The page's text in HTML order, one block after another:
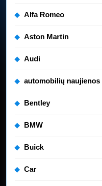
Alfa Romeo
Aston Martin
Audi
automobilių naujienos
Bentley
BMW
Buick
Car